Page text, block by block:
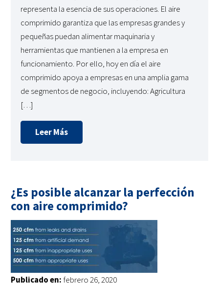
representa la esencia de sus operaciones. El aire
comprimido garantiza que las empresas grandes y
pequeñas puedan alimentar maquinaria y
herramientas que mantienen a la empresa en
funcionamiento. Por ello, hoy en día el aire
comprimido apoya a empresas en una amplia gama
de segmentos de negocio, incluyendo: Agricultura
[…]
Leer Más
¿Es posible alcanzar la perfección
con aire comprimido?
Publicado en: febrero 26, 2020